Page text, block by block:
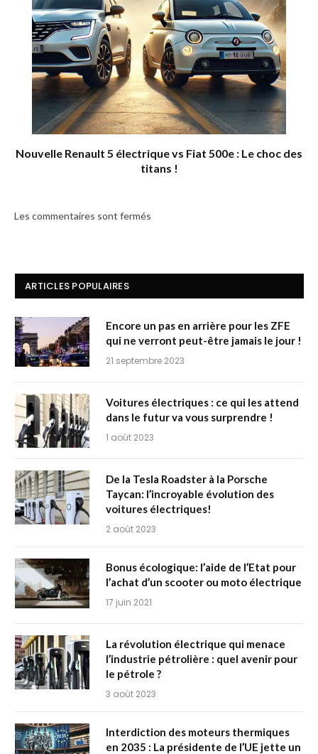
Nouvelle Renault 5 électrique vs Fiat 500e : Le choc des
titans !
Les commentaires sont fermés
ARTICLES POPULAIRES
Encore un pas en arrière pour les ZFE
qui ne verront peut-être jamais le jour !
21 septembre 2023
Voitures électriques : ce qui les attend
dans le futur va vous surprendre !
1 août 2023
De la Tesla Roadster à la Porsche
Taycan: l’incroyable évolution des
voitures électriques!
2 août 2023
Bonus écologique: l’aide de l’Etat pour
l’achat d’un scooter ou moto électrique
17 juin 2021
La révolution électrique qui menace
l’industrie pétrolière : quel avenir pour
le pétrole ?
3 août 2023
Interdiction des moteurs thermiques
en 2035 : La présidente de l’UE jette un